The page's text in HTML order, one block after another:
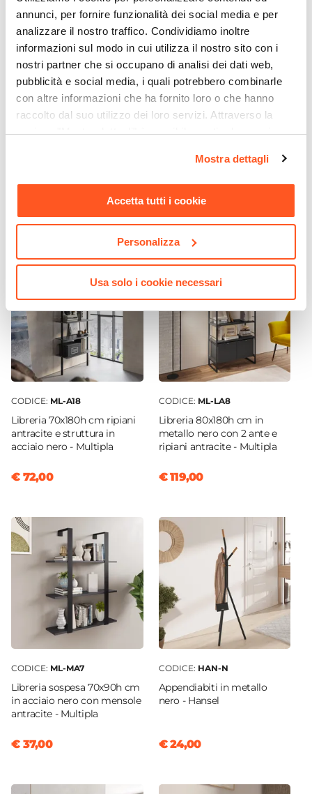
annunci, per fornire funzionalità dei social media e per
analizzare il nostro traffico. Condividiamo inoltre
informazioni sul modo in cui utilizza il nostro sito con i
nostri partner che si occupano di analisi dei dati web,
pubblicità e social media, i quali potrebbero combinarle
con altre informazioni che ha fornito loro o che hanno
raccolto dal suo utilizzo dei loro servizi. Attraverso la
sezione "Mostra dettagli" è possibile gestire le proprie
momento. Per maggiori informazioni si invita a leggere la
nostraCookie Policy.
Mostra dettagli
Accetta tutti i cookie
Personalizza
Usa solo i cookie necessari
Verniciatura
Verniciatura a polvere
Assemblato
No
Panca attesa 4 posti in
CODICE: ML-A18
Libreria 70x180h cm ripiani
antracite e struttura in
acciaio nero - Multipla
€ 72,00
CODICE: ML-LA8
Libreria 80x180h cm in
metallo nero con 2 ante e
ripiani antracite - Multipla
€ 119,00
CODICE: ML-MA7
Libreria sospesa 70x90h cm
in acciaio nero con mensole
antracite - Multipla
€ 37,00
CODICE: HAN-N
Appendiabiti in metallo
nero - Hansel
€ 24,00